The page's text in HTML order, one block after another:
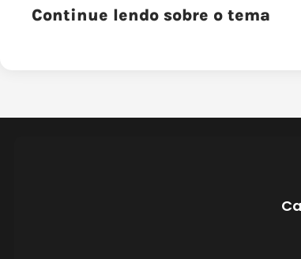
Continue lendo sobre o tema